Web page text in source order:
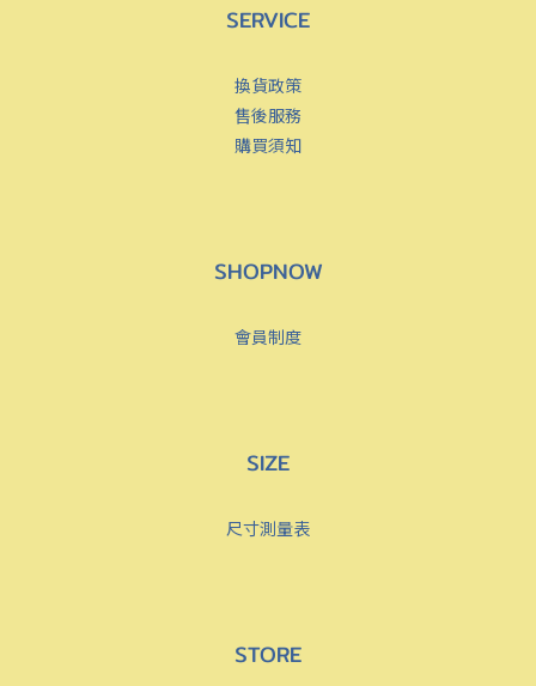
SERVICE
換貨政策
售後服務
購買須知
SHOPNOW
會員制度
SIZE
尺寸測量表
STORE